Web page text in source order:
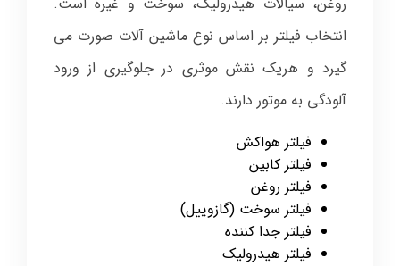
انتخاب فیلتر بر اساس نوع ماشین آلات صورت می
گیرد و هریک نقش موثری در جلوگیری از ورود
آلودگی به موتور دارند.
فیلتر هواکش
فیلتر کابین
فیلتر روغن
فیلتر سوخت (گازوییل)
فیلتر جدا کننده
فیلتر هیدرولیک